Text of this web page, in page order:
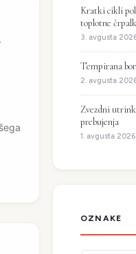
Kratki cikli
toplotne
3. avgusta
Tempirana
2. avgusta
Zvezdni
prebujenja
1. avgusta 2026
OZNAKE